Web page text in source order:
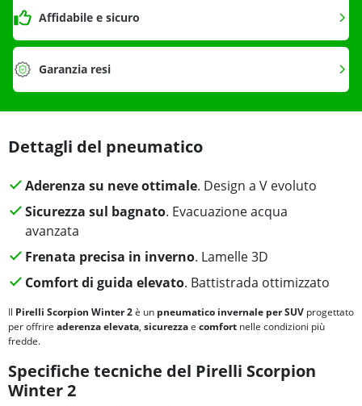
Affidabile e sicuro
Garanzia resi
Dettagli del pneumatico
Aderenza su neve ottimale. Design a V evoluto
Sicurezza sul bagnato. Evacuazione acqua
avanzata
Frenata precisa in inverno. Lamelle 3D
Comfort di guida elevato. Battistrada ottimizzato
Il Pirelli Scorpion Winter 2è un pneumatico invernale per SUV progettato
per offrire aderenza elevata, sicurezzae comfort nelle condizioni più
fredde.
Specifiche tecniche del Pirelli Scorpion
Winter 2